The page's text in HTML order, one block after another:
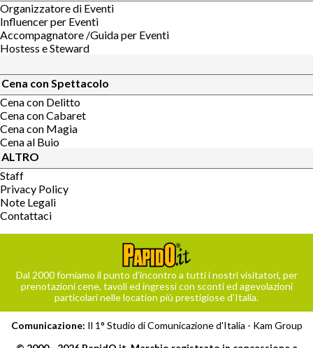
Organizzatore di Eventi
Influencer per Eventi
Accompagnatore /Guida per Eventi
Hostess e Steward
Cena con Spettacolo
Cena con Delitto
Cena con Cabaret
Cena con Magia
Cena al Buio
ALTRO
Staff
Privacy Policy
Note Legali
Contattaci
Dal 2000 forniamo il punto d’incontro a tutti i nostri visitatori, per
prenotazioni cene, tavoli ed ingressi con sconti ed agevolazioni
particolari nelle location più prestigiose d’Italia.
Comunicazione: Il 1° Studio di Comunicazione d'Italia - Kam Group